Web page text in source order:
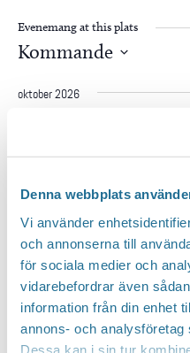
Denna webbplats
Vi använder
och annonserna till
för sociala medier och
vidarebefordrar även
information från din enhet
annons- och analysföretag
Dessa kan i sin tur
Evenemang at this plats
Kommande
oktober 2026
Folkets hus Motala
november 2026
21
Fredrik
21 november kl 19:00-
Folkets hus Motala